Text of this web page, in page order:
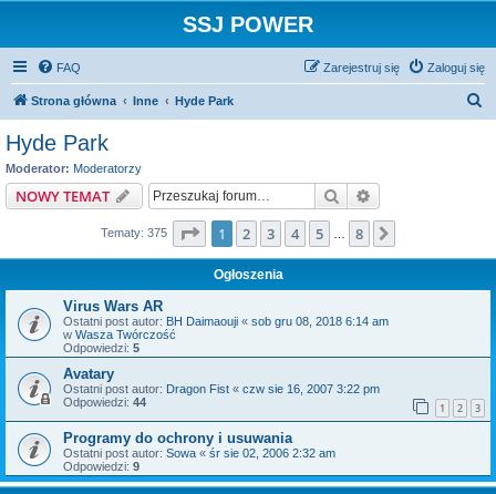
SSJ POWER
FAQ Zaloguj się
Zarejestruj się
Strona główna Inne Hyde Park
Hyde Park
Moderator: Moderatorzy
NOWY TEMAT Szukaj
Tematy: 375 Strona z8
1 2 3 4 5 8
Ogłoszenia
Virus Wars AR
Ostatni post autor: BH Daimaouji « sob gru 08, 2018 6:14 am
w Wasza Twórczość
Odpowiedzi: 5
Avatary
Ostatni post autor: Dragon Fist « czw sie 16, 2007 3:22 pm
Odpowiedzi: 44 1 2 3
Programy do ochrony i usuwania
Ostatni post autor: Sowa « śr sie 02, 2006 2:32 am
Odpowiedzi: 9